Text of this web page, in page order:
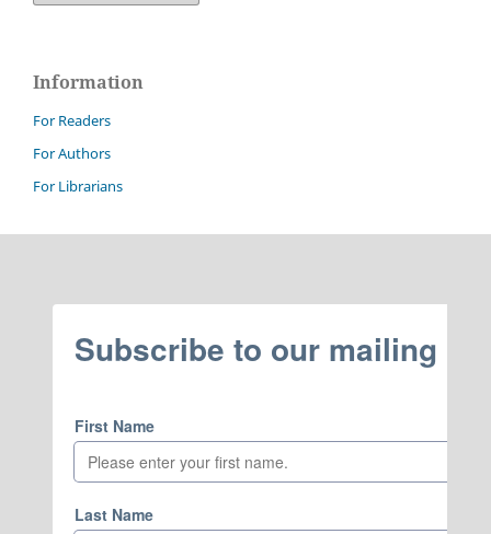
Information
For Readers
For Authors
For Librarians